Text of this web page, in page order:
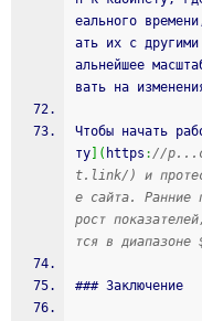
еального
ать их с
альнейшее
вать на
Чтобы начать
ту
( https ://
t.link/) и
е сайта. Ранние
рост
тся в диапазоне
### Заключение